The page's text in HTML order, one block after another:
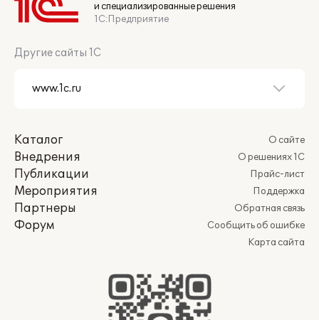
и специализированные решения
1С:Предприятие
Другие сайты 1С
Каталог
Внедрения
Публикации
Мероприятия
Партнеры
Форум
О сайте
О решениях 1С
Прайс-лист
Поддержка
Обратная связь
Сообщить об ошибке
Карта сайта